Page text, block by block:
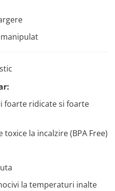
foarte ridicate si foarte
la incalzire (BPA Free)
la temperaturi inalte